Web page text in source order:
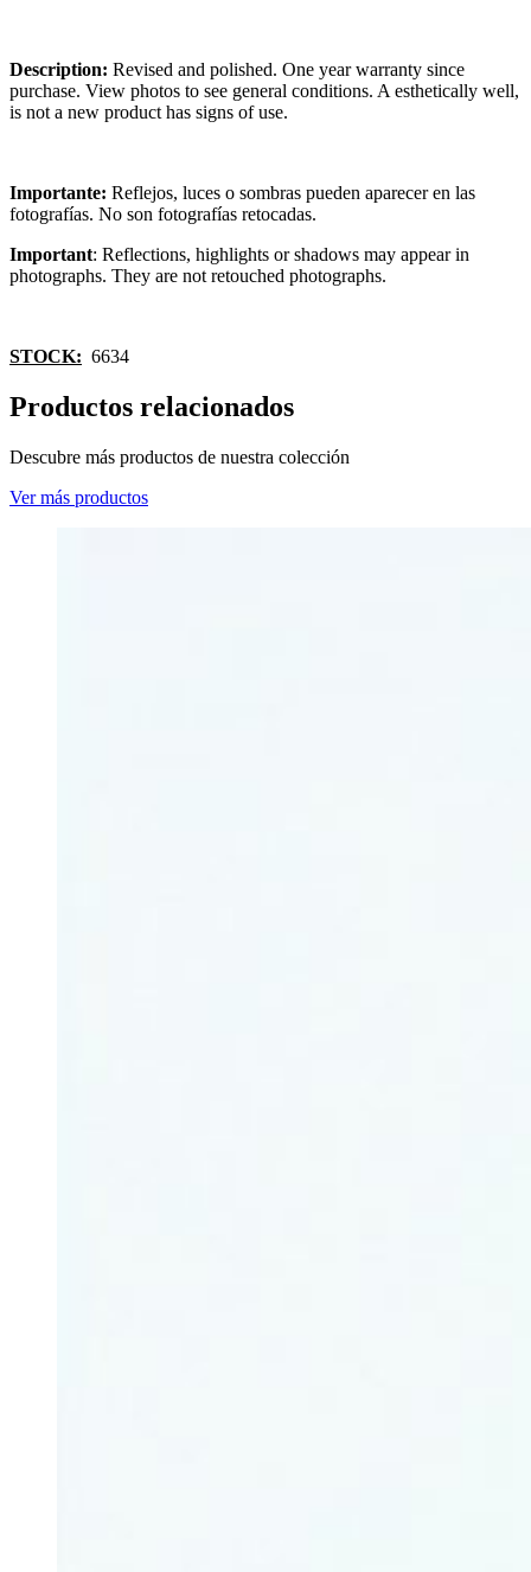
Description: Revised and polished. One year warranty since
purchase. View photos to see general conditions. A esthetically well,
is not a new product has signs of use.
Importante: Reflejos, luces o sombras pueden aparecer en las
fotografías. No son fotografías retocadas.
Important: Reflections, highlights or shadows may appear in
photographs. They are not retouched photographs.
STOCK: 6634
Productos relacionados
Descubre más productos de nuestra colección
Ver más productos